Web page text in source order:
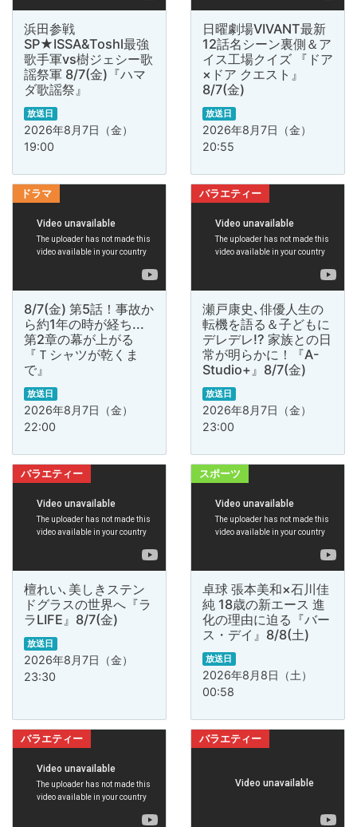
浜田参戦
SP★ISSA&Toshl最強
歌手軍vs樹ジェシー歌
謡祭軍 8/7(金)『ハマ
ダ歌謡祭』
放送日
2026年8月7日（金）
19:00
日曜劇場VIVANT最新
12話名シーン裏側＆ア
イス工場クイズ 『ドア
×ドア クエスト』
8/7(金)
放送日
2026年8月7日（金）
20:55
ドラマ
8/7(金) 第5話！事故か
ら約1年の時が経ち...
第2章の幕が上がる
『Ｔシャツが乾くま
で』
放送日
2026年8月7日（金）
22:00
バラエティー
瀬戸康史､俳優人生の
転機を語る＆子どもに
デレデレ!? 家族との日
常が明らかに！『A-
Studio+』8/7(金)
放送日
2026年8月7日（金）
23:00
バラエティー
檀れい､美しきステン
ドグラスの世界へ『ラ
ラLIFE』8/7(金)
放送日
2026年8月7日（金）
23:30
スポーツ
卓球 張本美和×石川佳
純 18歳の新エース 進
化の理由に迫る『バー
ス・デイ』8/8(土)
放送日
2026年8月8日（土）
00:58
バラエティー バラエティー